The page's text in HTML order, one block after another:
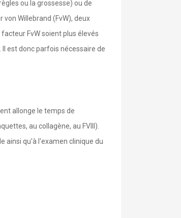
ou la grossesse) ou de
Willebrand (FvW), deux
FvW soient plus élevés
est donc parfois nécessaire de
allonge le temps de
au collagène, au FVIII).
ainsi qu'à l'examen clinique du